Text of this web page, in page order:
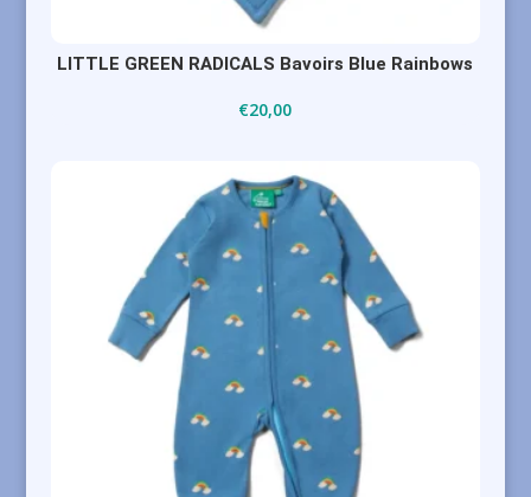
LITTLE GREEN RADICALS Bavoirs Blue Rainbows
€20,00